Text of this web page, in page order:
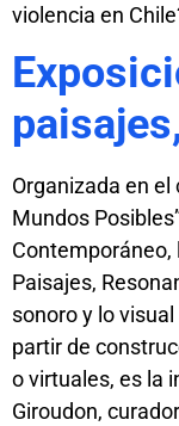
violencia en
Organizada en
Mundos
Contemporáneo,
Paisajes,
sonoro y lo
partir de
o virtuales, es la
Giroudon,